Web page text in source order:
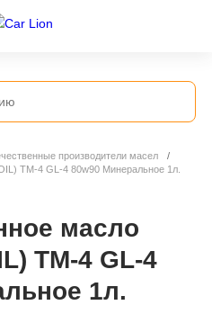
производители масел
ТМ-4 GL-4 80w90 Минеральное 1л.
масло
ТМ-4 GL-4
1л.